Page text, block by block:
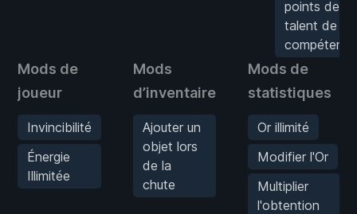
points de
talent de
compétence
Mods de
joueur
Invincibilité
Énergie
Illimitée
Mods
d’inventaire
Ajouter un
objet lors
de la
chute
Mods de
statistiques
Or illimité
Modifier l'Or
Multiplier
l'obtention